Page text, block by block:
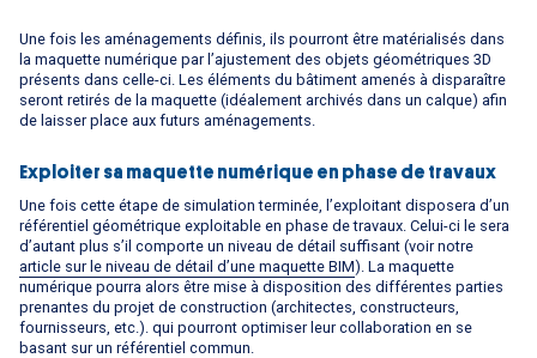
Une fois les aménagements définis, ils pourront être matérialisés dans
la maquette numérique par l’ajustement des objets géométriques 3D
présents dans celle-ci. Les éléments du bâtiment amenés à disparaître
seront retirés de la maquette (idéalement archivés dans un calque) afin
de laisser place aux futurs aménagements.
Exploiter sa maquette numérique en phase de travaux
Une fois cette étape de simulation terminée, l’exploitant disposera d’un
référentiel géométrique exploitable en phase de travaux. Celui-ci le sera
d’autant plus s’il comporte un niveau de détail suffisant (voir notre
article sur le niveau de détail d’une maquette BIM). La maquette
numérique pourra alors être mise à disposition des différentes parties
prenantes du projet de construction (architectes, constructeurs,
fournisseurs, etc.). qui pourront optimiser leur collaboration en se
basant sur un référentiel commun.